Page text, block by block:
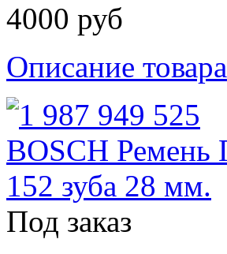
4000 руб
Описание товара
Под заказ